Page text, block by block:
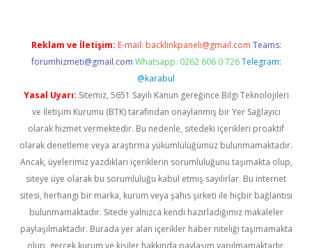
Reklam ve İletişim: E-mail: backlinkpaneli@gmail.com Teams:
forumhizmeti@gmail.com Whatsapp: 0262 606 0 726 Telegram:
@karabul
Yasal Uyarı: Sitemiz, 5651 Sayılı Kanun gereğince Bilgi Teknolojileri
ve İletişim Kurumu (BTK) tarafından onaylanmış bir Yer Sağlayıcı
olarak hizmet vermektedir. Bu nedenle, sitedeki içerikleri proaktif
olarak denetleme veya araştırma yükümlülüğümüz bulunmamaktadır.
Ancak, üyelerimiz yazdıkları içeriklerin sorumluluğunu taşımakta olup,
siteye üye olarak bu sorumluluğu kabul etmiş sayılırlar. Bu internet
sitesi, herhangi bir marka, kurum veya şahıs şirketi ile hiçbir bağlantısı
bulunmamaktadır. Sitede yalnızca kendi hazırladığımız makaleler
paylaşılmaktadır. Burada yer alan içerikler haber niteliği taşımamakta
olup, gerçek kurum ve kişiler hakkında paylaşım yapılmamaktadır.